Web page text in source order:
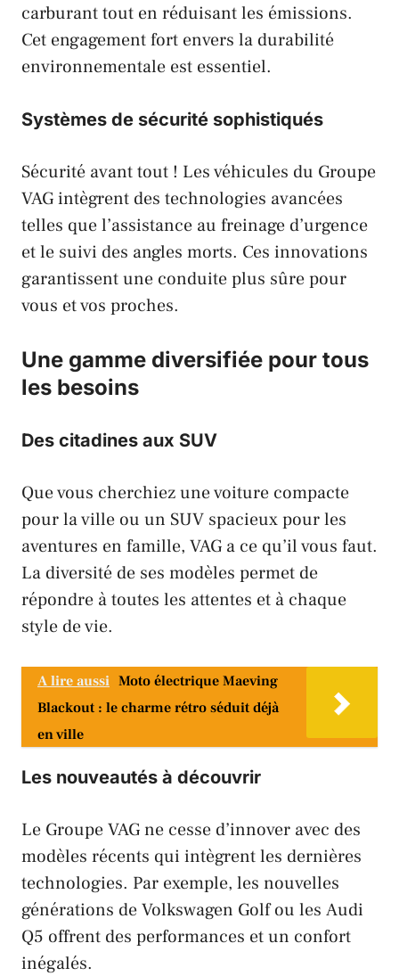
carburant tout en réduisant les émissions.
Cet engagement fort envers la durabilité
environnementale est essentiel.
Systèmes de sécurité sophistiqués
Sécurité avant tout ! Les véhicules du Groupe
VAGintègrent des technologies avancées
telles que l’assistance au freinage d’urgence
et le suivi des angles morts. Ces innovations
garantissent une conduite plus sûre pour
vous et vos proches.
Une gamme diversifiée pour tous
les besoins
Des citadines aux SUV
Que vous cherchiez une voiture compacte
pour la ville ou un SUV spacieux pour les
aventures en famille, VAG a ce qu’il vous faut.
La diversité de ses modèles permet de
répondre à toutes les attentes et à chaque
style de vie.
A lire aussi Moto électrique Maeving
Blackout : le charme rétro séduit déjà
en ville
Les nouveautés à découvrir
Le GroupeVAGne cesse d’innover avec des
modèles récents qui intègrent les dernières
technologies. Par exemple, les nouvelles
générations deVolkswagen Golfou les Audi
Q5 offrent des performances et un confort
inégalés.